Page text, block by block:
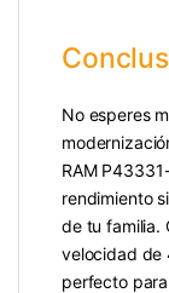
No esperes
RAM
rendimiento
de tu familia.
velocidad de
perfecto